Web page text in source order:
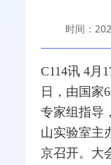
时间：
C114讯 4月
日，由国家
专家组指导
山实验室主
京召开。大